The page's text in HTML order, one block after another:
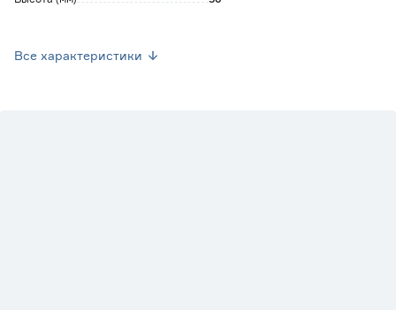
Все характеристики